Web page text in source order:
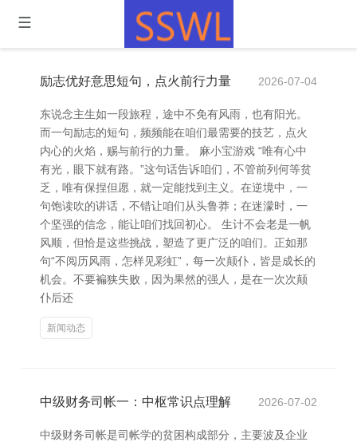
励志优好意思短句，点火前行力量 2026-07-04
东说念主生如一段旅程，途中不免有风雨，也有阳光。
而一句励志的短句，频频能在咱们最需要的技艺，点火
内心的火焰，赐与前行的力量。 麻小宝游戏 “唯有心中
有光，眼下就有路。”这句话告诉咱们，不管前列何等贫
乏，唯有保捏但愿，就一定能找到主义。在逆境中，一
句饱读吹的讲话，不错让咱们从头鲁莽；在迷濛时，一
个坚强的信念，能让咱们找回初心。 生计不会老是一帆
风顺，但恰是这些挑战，塑造了更广泛的咱们。正如那
句“不阅历风雨，怎样见彩虹”，每一次颠仆，皆是成长的
机会。不要褊狭失败，因为果然的强人，是在一次次颠
仆后还
新闻动态
中级财务司帐一：中枢常识点理解 2026-07-02
中级财务司帐是司帐学的贫困构成部分，主要波及企业